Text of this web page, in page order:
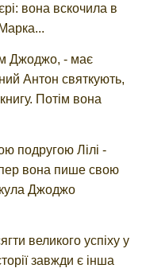
вона вскочила в
Джоджо, - має
Антон святкують,
Потім вона
подругою Лілі -
вона пише свою
Джоджо
великого успіху у
завжди є інша